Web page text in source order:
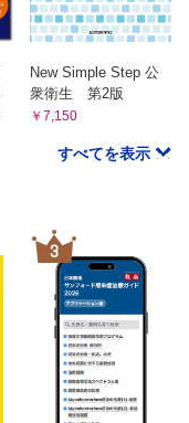
New Simple Step 公
衆衛生 第2版
￥7,150
すべてを表示
3